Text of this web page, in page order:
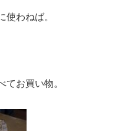
使わねば。
てお買い物。